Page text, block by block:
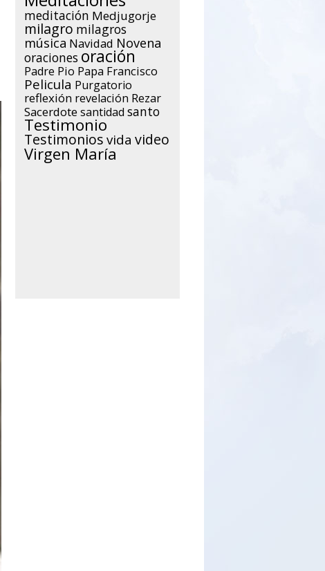
meditación Medjugorje
milagro milagros
música Navidad Novena
oraciones oración
Padre Pio Papa Francisco
Pelicula Purgatorio
reflexión revelación Rezar
Sacerdote santidad santo
Testimonio
Testimonios vida video
Virgen María